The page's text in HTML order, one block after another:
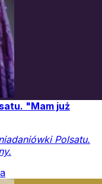
Dody i Emila S. W
rozmów.